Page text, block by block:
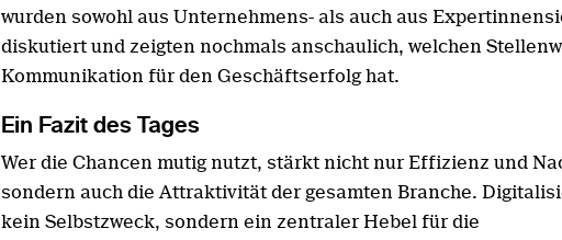
wurden sowohl aus Unternehmens- als auch aus
diskutiert und zeigten nochmals anschaulich, welchen
Kommunikation für den Geschäftserfolg hat.
Ein Fazit des Tages
Wer die Chancen mutig nutzt, stärkt nicht nur Effizienz und
sondern auch die Attraktivität der gesamten Branche.
kein Selbstzweck, sondern ein zentraler Hebel für die